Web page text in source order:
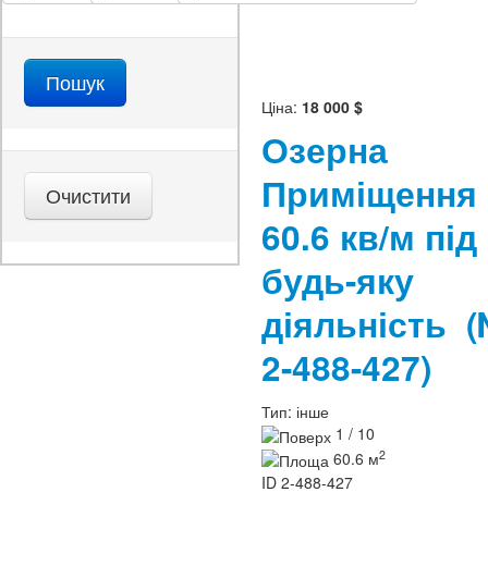
Ціна: 18 000 $
Озерна
Приміщення
60.6 кв/м під
будь-яку
діяльність
2-488-427)
Тип: інше
1 / 10
60.6 м2
ID 2-488-427